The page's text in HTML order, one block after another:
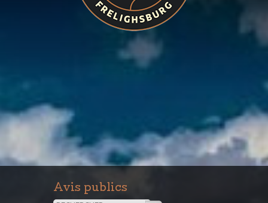
Avis publics